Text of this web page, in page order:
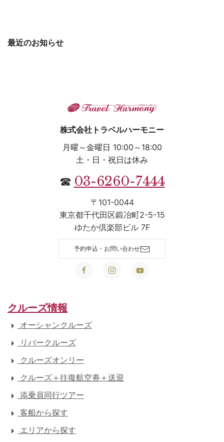
最近のお知らせ
株式会社トラベルハーモニー
月曜～金曜日 10:00～18:00
土・日・祝日は休み
☎ 03-6260-7444
〒101-0044
東京都千代田区鍛冶町2-5-15
ゆたか倶楽部ビル 7F
予約申込・お問い合わせ
クルーズ情報
オーシャンクルーズ
リバークルーズ
クルーズオンリー
クルーズ＋往復航空券＋送迎
添乗員同行ツアー
客船から探す
エリアから探す